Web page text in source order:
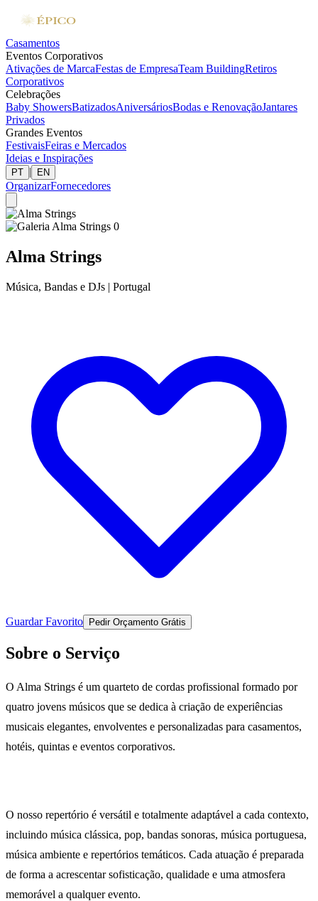
Casamentos
Eventos Corporativos
Ativações de MarcaFestas de EmpresaTeam BuildingRetiros
Corporativos
Celebrações
Baby ShowersBatizadosAniversáriosBodas e RenovaçãoJantares
Privados
Grandes Eventos
FestivaisFeiras e Mercados
Ideias e Inspirações
PT | EN
OrganizarFornecedores
Alma Strings
Música, Bandas e DJs | Portugal
Guardar Favorito Pedir Orçamento Grátis
Sobre o Serviço
O Alma Strings é um quarteto de cordas profissional formado por
quatro jovens músicos que se dedica à criação de experiências
musicais elegantes, envolventes e personalizadas para casamentos,
hotéis, quintas e eventos corporativos.
O nosso repertório é versátil e totalmente adaptável a cada contexto,
incluindo música clássica, pop, bandas sonoras, música portuguesa,
música ambiente e repertórios temáticos. Cada atuação é preparada
de forma a acrescentar sofisticação, qualidade e uma atmosfera
memorável a qualquer evento.